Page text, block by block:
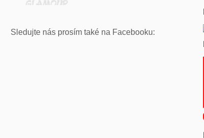
Sledujte nás prosím také na Facebooku: